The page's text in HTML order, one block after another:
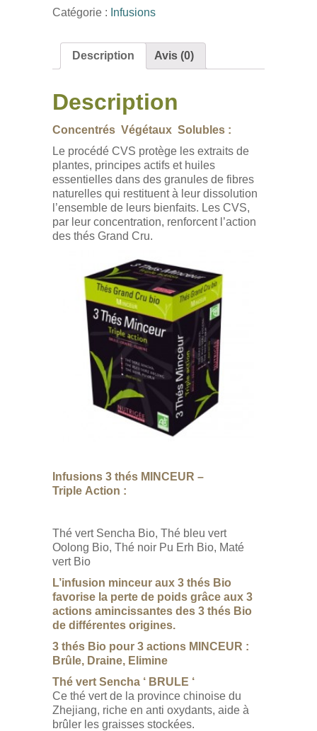
Catégorie : Infusions
Description Avis (0)
Description
Concentrés Végétaux Solubles :
Le procédé CVS protège les extraits de
plantes, principes actifs et huiles
essentielles dans des granules de fibres
naturelles qui restituent à leur dissolution
l’ensemble de leurs bienfaits. Les CVS,
par leur concentration, renforcent l’action
des thés Grand Cru.
Infusions 3 thés MINCEUR –
Triple Action :
Thé vert Sencha Bio, Thé bleu vert
Oolong Bio, Thé noir Pu Erh Bio, Maté
vert Bio
L’infusion minceur aux 3 thés Bio
favorise la perte de poids grâce aux 3
actions amincissantes des 3 thés Bio
de différentes origines.
3 thés Bio pour 3 actions MINCEUR :
Brûle, Draine, Elimine
Thé vert Sencha ‘ BRULE ‘
Ce thé vert de la province chinoise du
Zhejiang, riche en anti oxydants, aide à
brûler les graisses stockées.